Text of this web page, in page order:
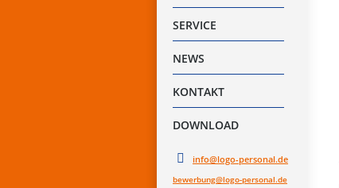
SERVICE
NEWS
KONTAKT
DOWNLOAD
info@logo-personal.de
bewerbung@logo-personal.de